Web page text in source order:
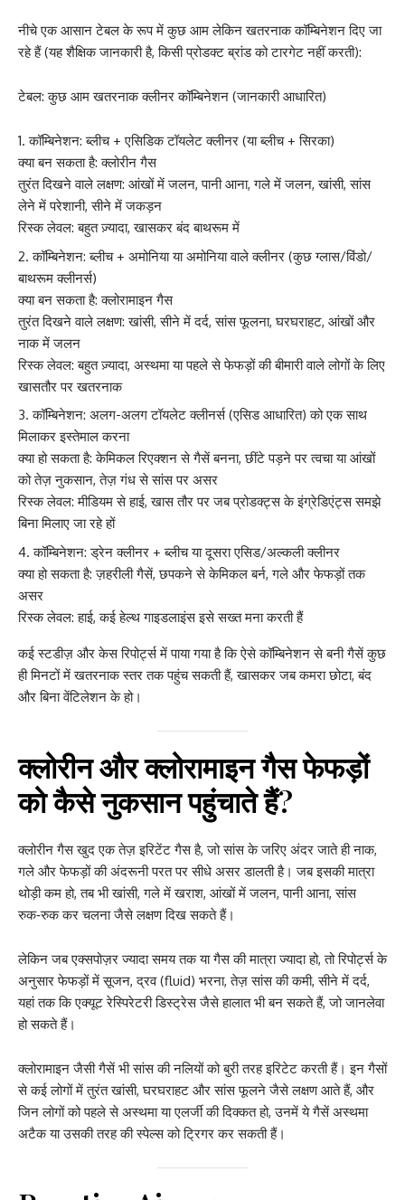
नीचे एक आसान टेबल के रूप में कुछ आम लेकिन खतरनाक कॉम्बिनेशन दिए जा
रहे हैं (यह शैक्षिक जानकारी है, किसी प्रोडक्ट ब्रांड को टारगेट नहीं करती):
टेबल: कुछ आम खतरनाक क्लीनर कॉम्बिनेशन (जानकारी आधारित)
कॉम्बिनेशन: ब्लीच + एसिडिक टॉयलेट क्लीनर (या ब्लीच + सिरका)
क्या बन सकता है: क्लोरीन गैस
तुरंत दिखने वाले लक्षण: आंखों में जलन, पानी आना, गले में जलन, खांसी, सांस
लेने में परेशानी, सीने में जकड़न
रिस्क लेवल: बहुत ज़्यादा, खासकर बंद बाथरूम में
कॉम्बिनेशन: ब्लीच + अमोनिया या अमोनिया वाले क्लीनर (कुछ ग्लास/विंडो/
बाथरूम क्लीनर्स)
क्या बन सकता है: क्लोरामाइन गैस
तुरंत दिखने वाले लक्षण: खांसी, सीने में दर्द, सांस फूलना, घरघराहट, आंखों और
नाक में जलन
रिस्क लेवल: बहुत ज़्यादा, अस्थमा या पहले से फेफड़ों की बीमारी वाले लोगों के लिए
खासतौर पर खतरनाक
कॉम्बिनेशन: अलग-अलग टॉयलेट क्लीनर्स (एसिड आधारित) को एक साथ
मिलाकर इस्तेमाल करना
क्या हो सकता है: केमिकल रिएक्शन से गैसें बनना, छींटे पड़ने पर त्वचा या आंखों
को तेज़ नुकसान, तेज़ गंध से सांस पर असर
रिस्क लेवल: मीडियम से हाई, खास तौर पर जब प्रोडक्ट्स के इंग्रेडिएंट्स समझे
बिना मिलाए जा रहे हों
कॉम्बिनेशन: ड्रेन क्लीनर + ब्लीच या दूसरा एसिड/अल्कली क्लीनर
क्या हो सकता है: ज़हरीली गैसें, छपकने से केमिकल बर्न, गले और फेफड़ों तक
असर
रिस्क लेवल: हाई, कई हेल्थ गाइडलाइंस इसे सख्त मना करती हैं
कई स्टडीज़ और केस रिपोर्ट्स में पाया गया है कि ऐसे कॉम्बिनेशन से बनी गैसें कुछ
ही मिनटों में खतरनाक स्तर तक पहुंच सकती हैं, खासकर जब कमरा छोटा, बंद
और बिना वेंटिलेशन के हो।
क्लोरीन और क्लोरामाइन गैस फेफड़ों
को कैसे नुकसान पहुंचाते हैं?
क्लोरीन गैस खुद एक तेज़ इरिटेंट गैस है, जो सांस के जरिए अंदर जाते ही नाक,
गले और फेफड़ों की अंदरूनी परत पर सीधे असर डालती है। जब इसकी मात्रा
थोड़ी कम हो, तब भी खांसी, गले में खराश, आंखों में जलन, पानी आना, सांस
रुक‑रुक कर चलना जैसे लक्षण दिख सकते हैं।
लेकिन जब एक्सपोज़र ज्यादा समय तक या गैस की मात्रा ज्यादा हो, तो रिपोर्ट्स के
अनुसार फेफड़ों में सूजन, द्रव (fluid) भरना, तेज़ सांस की कमी, सीने में दर्द,
यहां तक कि एक्यूट रेस्पिरेटरी डिस्ट्रेस जैसे हालात भी बन सकते हैं, जो जानलेवा
हो सकते हैं।
क्लोरामाइन जैसी गैसें भी सांस की नलियों को बुरी तरह इरिटेट करती हैं। इन गैसों
से कई लोगों में तुरंत खांसी, घरघराहट और सांस फूलने जैसे लक्षण आते हैं, और
जिन लोगों को पहले से अस्थमा या एलर्जी की दिक्कत हो, उनमें ये गैसें अस्थमा
अटैक या उसकी तरह की स्पेल्स को ट्रिगर कर सकती हैं।